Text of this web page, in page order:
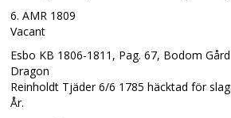
6. AMR 1809
Vacant
Esbo KB 1806-1811, Pag. 67, Bodom Gård
Dragon
Reinholdt Tjäder 6/6 1785 häcktad för
År.